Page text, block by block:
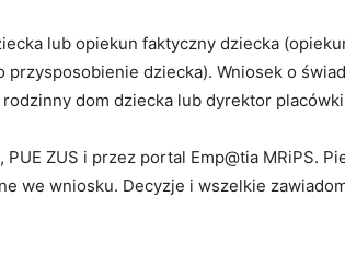
lub opiekun faktyczny dziecka
przysposobienie dziecka). Wniosek o
dom dziecka lub dyrektor
ZUS i przez portal Emp@tia MRiPS.
we wniosku. Decyzje i wszelkie